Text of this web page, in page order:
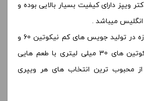
ویپز دارای کیفیت بسیار بالایی بوده و
میباشد .
این کمپانی خوش آوازه در تولید جویس های کم نیکوتین 60 و
120 میل و سالت نیکوتین های 30 میلی لیتری با طعم هایی
محبوب ترین انتخاب های هر ویپری